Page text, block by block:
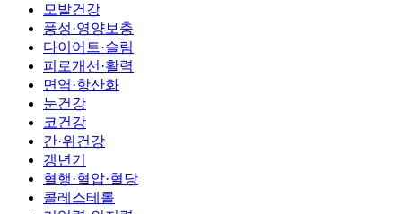
모발건강
풍성·영양보충
다이어트·슬림
피로개선·활력
면역·항산화
눈건강
코건강
간·위건강
갱년기
혈행·혈압·혈당
콜레스테롤